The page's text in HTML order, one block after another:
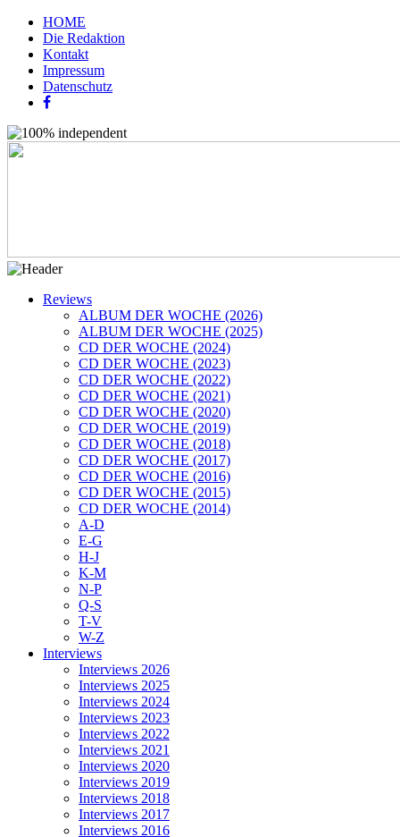
HOME
Die Redaktion
Kontakt
Impressum
Datenschutz
Reviews
ALBUM DER WOCHE (2026)
ALBUM DER WOCHE (2025)
CD DER WOCHE (2024)
CD DER WOCHE (2023)
CD DER WOCHE (2022)
CD DER WOCHE (2021)
CD DER WOCHE (2020)
CD DER WOCHE (2019)
CD DER WOCHE (2018)
CD DER WOCHE (2017)
CD DER WOCHE (2016)
CD DER WOCHE (2015)
CD DER WOCHE (2014)
A-D
E-G
H-J
K-M
N-P
Q-S
T-V
W-Z
Interviews
Interviews 2026
Interviews 2025
Interviews 2024
Interviews 2023
Interviews 2022
Interviews 2021
Interviews 2020
Interviews 2019
Interviews 2018
Interviews 2017
Interviews 2016